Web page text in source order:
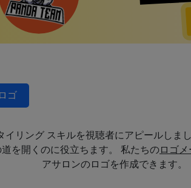
ゴ
リング スキルを視聴者にアピールしま
を開くのに役立ちます。 私たちのロゴ
アサロンのロゴを作成できます。